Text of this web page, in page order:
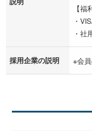
【福
・
・社
採用企業の説明 ※会